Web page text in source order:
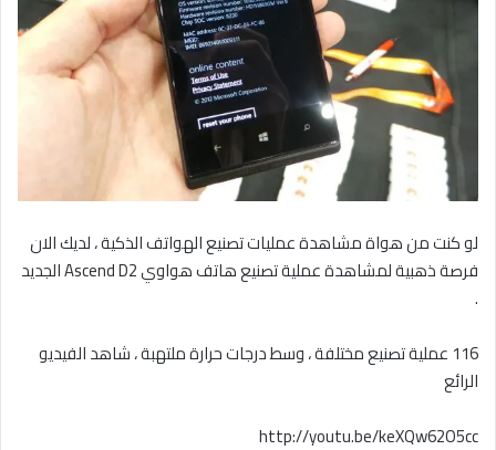
لو كنت من هواة مشاهدة عمليات تصنيع الهواتف الذكية ، لديك الان
فرصة ذهبية لمشاهدة عملية تصنيع هاتف هواوي Ascend D2 الجديد
.
116 عملية تصنيع مختلفة ، وسط درجات حرارة ملتهبة ، شاهد الفيديو
الرائع
http://youtu.be/keXQw62O5cc